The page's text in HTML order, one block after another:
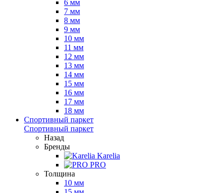
6 мм
7 мм
8 мм
9 мм
10 мм
11 мм
12 мм
13 мм
14 мм
15 мм
16 мм
17 мм
18 мм
Спортивный паркет
Спортивный паркет
Назад
Бренды
Karelia
PRO
Толщина
10 мм